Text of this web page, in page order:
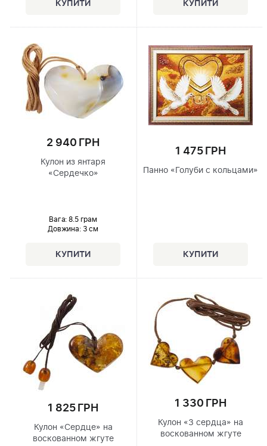
2 940 ГРН
Кулон из янтаря
«Сердечко»
Вага: 8.5 грам
Довжина:3 см
1 475 ГРН
Панно «Голуби с кольцами»
1 825 ГРН
Кулон «Сердце» на
воскованном жгуте
1 330 ГРН
Кулон «3 сердца» на
воскованном жгуте